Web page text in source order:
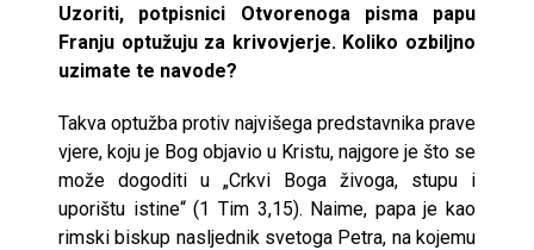
Uzoriti, potpisnici Otvorenoga pisma papu
Franju optužuju za krivovjerje. Koliko ozbiljno
uzimate te navode?
Takva optužba protiv najvišega predstavnika prave
vjere, koju je Bog objavio u Kristu, najgore je što se
može dogoditi u „Crkvi Boga živoga, stupu i
uporištu istine“ (1 Tim 3,15). Naime, papa je kao
rimski biskup nasljednik svetoga Petra, na kojemu